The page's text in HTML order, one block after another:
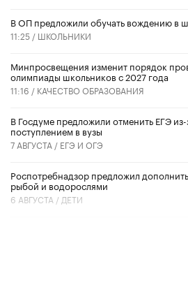
В ОП предложили обучать вождению в
11:25 / ШКОЛЬНИКИ
Минпросвещения изменит порядок
олимпиады школьников с 2027 года
11:16 / КАЧЕСТВО ОБРАЗОВАНИЯ
В Госдуме предложили отменить ЕГЭ
поступлением в вузы
7 АВГУСТА / ЕГЭ И ОГЭ
Роспотребнадзор предложил
рыбой и водорослями
6 АВГУСТА / ДЕТИ